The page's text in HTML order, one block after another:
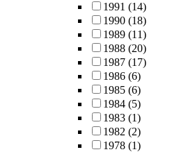
1991 (14)
1990 (18)
1989 (11)
1988 (20)
1987 (17)
1986 (6)
1985 (6)
1984 (5)
1983 (1)
1982 (2)
1978 (1)